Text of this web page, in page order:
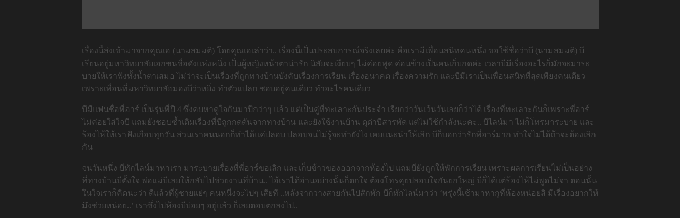
เรื่องนี้ส่งเข้ามาจากคุณเอ (นามสมมติ) โดยคุณเอเล่าว่า.. เรื่องนี้เป็นประสบการณ์จริงเลยค่ะ คือเรามีเพื่อนสนิทคนหนึ่ง ขอใช้ชื่อว่าบี (นามสมมติ) บี
เรียนอยู่มหาวิทยาลัยเอกชนชื่อดังแห่งหนึ่ง เป็นผู้หญิงหน้าตาน่ารัก นิสัยจะเงียบๆ ไม่ค่อยพูด ค่อนข้างเป็นคนเก็บกดค่ะ เวลาบีมีเรื่องอะไรก็มักจะมาระ
บายให้เราฟังทั้งน้ำตาเสมอ ไม่ว่าจะเป็นเรื่องที่ถูกทางบ้านบังคับเรื่องการเรียน เรื่องอนาคต เรื่องความรัก และบีมีเราเป็นเพื่อนสนิทที่สุดเพียงคนเดียว
เพราะเพื่อนที่มหาวิทยาลัยมองบีว่าหยิ่ง ทำตัวแปลก ชอบอยู่คนเดียว ทำอะไรคนเดียว
บีมีแฟนชื่อพี่อาร์ เป็นรุ่นพี่ปี 4 ซึ่งคบหาดูใจกันมาปีกว่าๆ แล้ว แต่เป็นคู่ที่ทะเลาะกันประจำ เรียกว่าวันเว้นวันเลยก็ว่าได้ เรื่องที่ทะเลาะกันก็เพราะพี่อาร์
ไม่ค่อยใส่ใจบี แถมยังชอบซ้ำเติมเรื่องที่บีถูกกดดันจากทางบ้าน และยังใช้งานบ้าน ดุด่าบีสารพัด แต่ไม่ใช้กำลังนะคะ.. บีไลน์มา ไม่ก็โทรมาระบาย และ
ร้องไห้ให้เราฟังเกือบทุกวัน ส่วนเราคนนอกก็ทำได้แค่ปลอบ ปลอบจนไม่รู้จะทำยังไง เคยแนะนำให้เลิก บีก็บอกว่ารักพี่อาร์มาก ทำใจไม่ได้ถ้าจะต้องเลิก
กัน
จนวันหนึ่ง บีทักไลน์มาหาเรา มาระบายเรื่องที่พี่อาร์ขอเลิก และเก็บข้าวของออกจากห้องไป แถมบียังถูกให้พักการเรียน เพราะผลการเรียนไม่เป็นอย่าง
ที่ทางบ้านบีตั้งใจ พ่อแม่บีเลยให้กลับไปช่วยงานที่บ้าน.. ไอ้เราได้อ่านอย่างนั้นก็ตกใจ ต้องโทรคุยปลอบใจกันยกใหญ่ บีก็ได้แต่ร้องไห้ไม่พูดไม่จา ตอนนั้น
ในใจเราก็คิดนะว่า ดีแล้วที่ผู้ชายแย่ๆ คนหนึ่งจะไปๆ เสียที ..หลังจากวางสายกันไปสักพัก บีก็ทักไลน์มาว่า ‘พรุ่งนี้เช้ามาหากูที่ห้องหน่อยสิ มีเรื่องอยากให้
มึงช่วยหน่อย..’ เราซึ่งไปห้องบีบ่อยๆ อยู่แล้ว ก็เลยตอบตกลงไป..